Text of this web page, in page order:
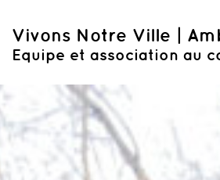
Vivons Notre Ville |
Equipe et association au